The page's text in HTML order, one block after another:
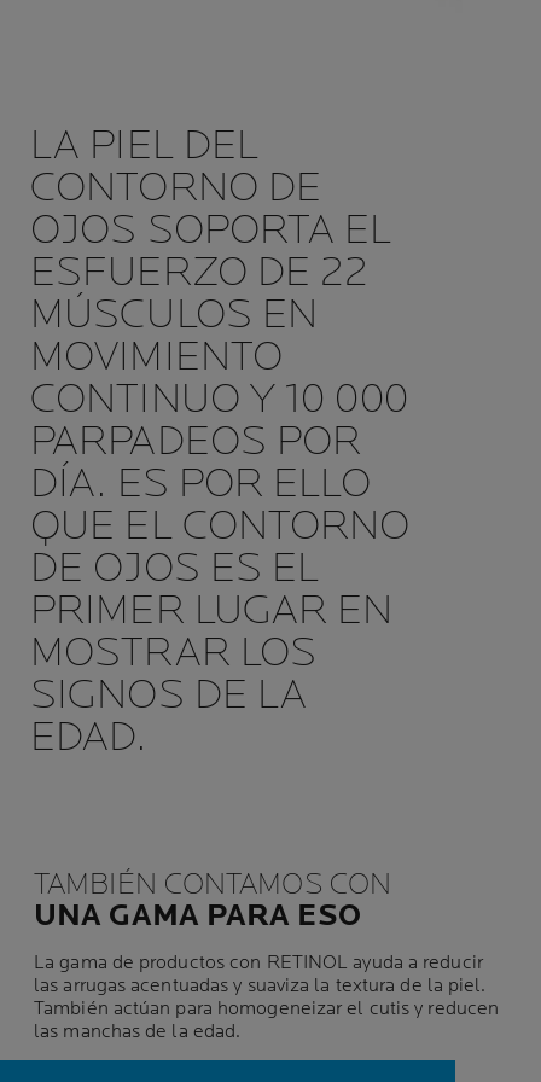
LA PIEL DEL
CONTORNO DE
OJOS SOPORTA EL
ESFUERZO DE 22
MÚSCULOS EN
MOVIMIENTO
CONTINUO Y 10 000
PARPADEOS POR
DÍA. ES POR ELLO
QUE EL CONTORNO
DE OJOS ES EL
PRIMER LUGAR EN
MOSTRAR LOS
SIGNOS DE LA
EDAD.
TAMBIÉN CONTAMOS CON
UNA GAMA PARA ESO
La gama de productos con RETINOL ayuda a reducir
las arrugas acentuadas y suaviza la textura de la piel.
También actúan para homogeneizar el cutis y reducen
las manchas de la edad.